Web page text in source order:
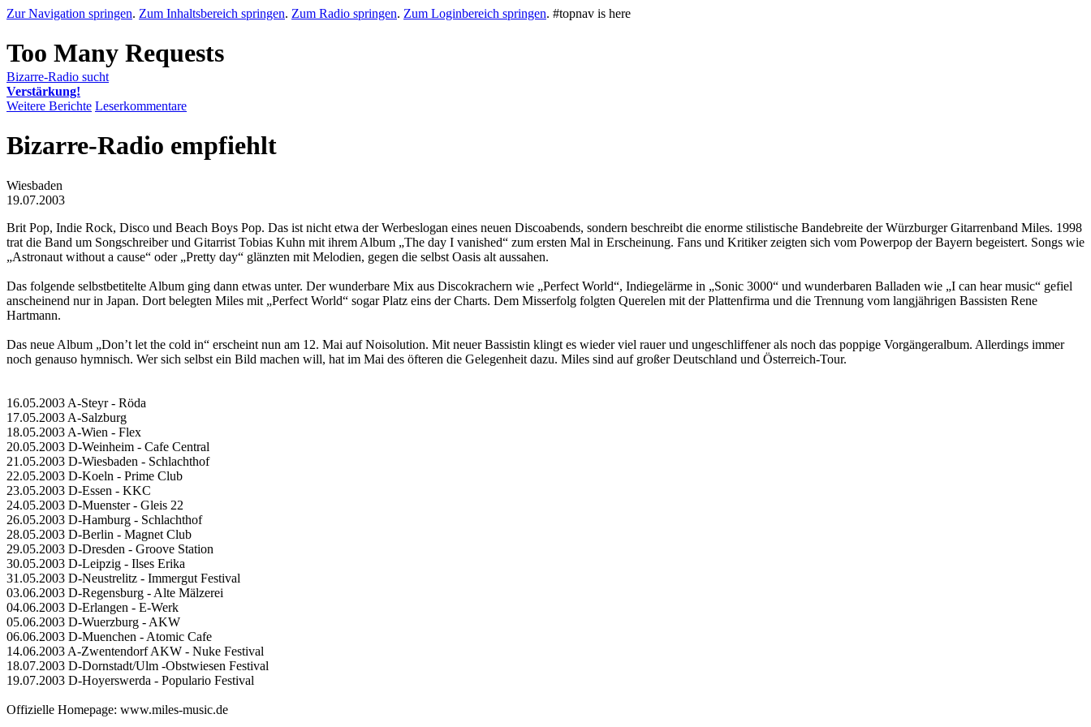
Zur Navigation springen. Zum Inhaltsbereich springen. Zum Radio springen. Zum Loginbereich springen. #topnav is here
Bizarre-Radio sucht
Verstärkung!
Weitere Berichte Leserkommentare
Bizarre-Radio empfiehlt
Wiesbaden
19.07.2003
Brit Pop, Indie Rock, Disco und Beach Boys Pop. Das ist nicht etwa der Werbeslogan eines neuen Discoabends, sondern beschreibt die enorme stilistische Bandebreite der Würzburger Gitarrenband Miles. 1998
trat die Band um Songschreiber und Gitarrist Tobias Kuhn mit ihrem Album „The day I vanished“ zum ersten Mal in Erscheinung. Fans und Kritiker zeigten sich vom Powerpop der Bayern begeistert. Songs wie
„Astronaut without a cause“ oder „Pretty day“ glänzten mit Melodien, gegen die selbst Oasis alt aussahen.
Das folgende selbstbetitelte Album ging dann etwas unter. Der wunderbare Mix aus Discokrachern wie „Perfect World“, Indiegelärme in „Sonic 3000“ und wunderbaren Balladen wie „I can hear music“ gefiel
anscheinend nur in Japan. Dort belegten Miles mit „Perfect World“ sogar Platz eins der Charts. Dem Misserfolg folgten Querelen mit der Plattenfirma und die Trennung vom langjährigen Bassisten Rene
Hartmann.
Das neue Album „Don’t let the cold in“ erscheint nun am 12. Mai auf Noisolution. Mit neuer Bassistin klingt es wieder viel rauer und ungeschliffener als noch das poppige Vorgängeralbum. Allerdings immer
noch genauso hymnisch. Wer sich selbst ein Bild machen will, hat im Mai des öfteren die Gelegenheit dazu. Miles sind auf großer Deutschland und Österreich-Tour.
16.05.2003 A-Steyr - Röda
17.05.2003 A-Salzburg
18.05.2003 A-Wien - Flex
20.05.2003 D-Weinheim - Cafe Central
21.05.2003 D-Wiesbaden - Schlachthof
22.05.2003 D-Koeln - Prime Club
23.05.2003 D-Essen - KKC
24.05.2003 D-Muenster - Gleis 22
26.05.2003 D-Hamburg - Schlachthof
28.05.2003 D-Berlin - Magnet Club
29.05.2003 D-Dresden - Groove Station
30.05.2003 D-Leipzig - Ilses Erika
31.05.2003 D-Neustrelitz - Immergut Festival
03.06.2003 D-Regensburg - Alte Mälzerei
04.06.2003 D-Erlangen - E-Werk
05.06.2003 D-Wuerzburg - AKW
06.06.2003 D-Muenchen - Atomic Cafe
14.06.2003 A-Zwentendorf AKW - Nuke Festival
18.07.2003 D-Dornstadt/Ulm -Obstwiesen Festival
19.07.2003 D-Hoyerswerda - Populario Festival
Offizielle Homepage: www.miles-music.de